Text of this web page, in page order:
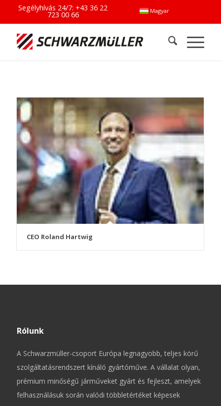
Magyar
Segélyhívás 24/7:+43 36 22
723 00 66
CEO Roland Hartwig
Rólunk
A Schwarzmüller-csoport Európa legnagyobb, teljes körű
szolgáltatásrendszert kínáló gyártóműve. A vállalat olyan,
prémium minőségű járműveket gyárt és fejleszt, amelyek
felhasználásuk során valódi többletértéket képesek